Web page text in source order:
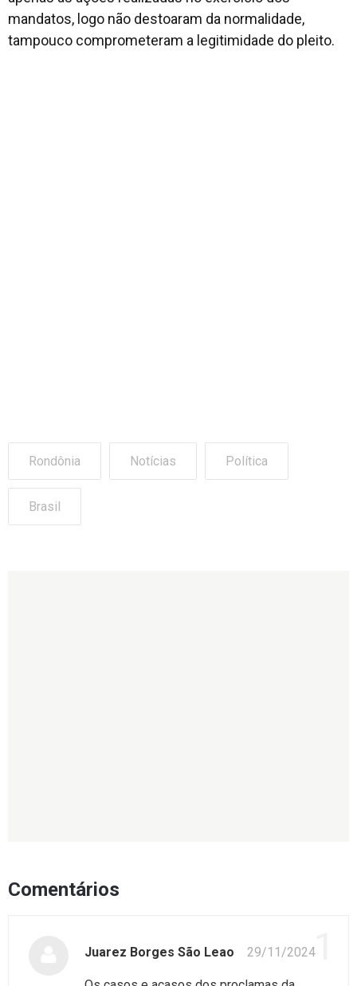
mandatos, logo não destoaram da normalidade,
tampouco comprometeram a legitimidade do pleito.
Rondônia Notícias Política
Brasil
Comentários
1
Juarez Borges São Leao 29/11/2024